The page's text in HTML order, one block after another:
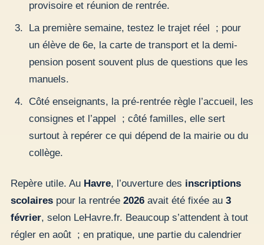
provisoire et réunion de rentrée.
La première semaine, testez le trajet réel ; pour
un élève de 6e, la carte de transport et la demi-
pension posent souvent plus de questions que les
manuels.
Côté enseignants, la pré-rentrée règle l’accueil, les
consignes et l’appel ; côté familles, elle sert
surtout à repérer ce qui dépend de la mairie ou du
collège.
Repère utile. Au Havre, l’ouverture des inscriptions
scolaires pour la rentrée 2026 avait été fixée au 3
février, selon LeHavre.fr. Beaucoup s’attendent à tout
régler en août ; en pratique, une partie du calendrier